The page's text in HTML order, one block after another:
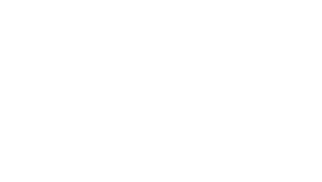
ஆசிரியர்கள் கவனத்திற்கு! Census